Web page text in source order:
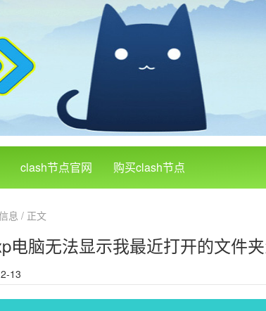
clash节点官网 购买clash节点
息 / 正文
电脑无法显示我最近打开的文件
13